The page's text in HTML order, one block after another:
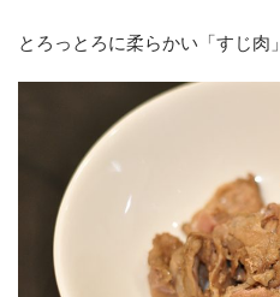
とろっとろに柔らかい「すじ肉」